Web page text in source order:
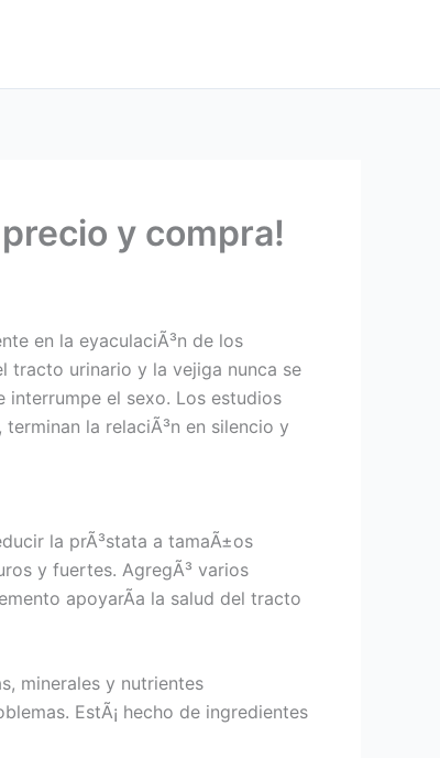
y compra!
en la eyaculaciÃ³n de los
tracto urinario y la vejiga nunca se
el sexo. Los estudios
la relaciÃ³n en silencio y
la prÃ³stata a tamaÃ±os
y fuertes. AgregÃ³ varios
apoyarÃ­a la salud del tracto
minerales y nutrientes
EstÃ¡ hecho de ingredientes